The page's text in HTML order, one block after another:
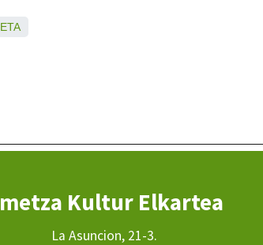
Kultur Elkartea
La Asuncion, 21-3.